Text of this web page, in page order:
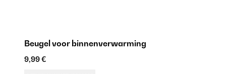
Beugel voor binnenverwarming
9,99 €